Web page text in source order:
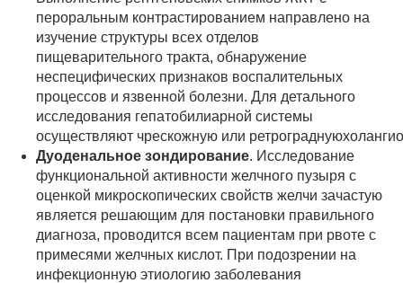
пероральным контрастированием направлено на
изучение структуры всех отделов
пищеварительного тракта, обнаружение
неспецифических признаков воспалительных
процессов и язвенной болезни. Для детального
исследования гепатобилиарной системы
осуществляют чрескожную или
Дуоденальное зондирование. Исследование
функциональной активности желчного пузыря с
оценкой микроскопических свойств желчи зачастую
является решающим для постановки правильного
диагноза, проводится всем пациентам при рвоте с
примесями желчных кислот. При подозрении на
инфекционную этиологию заболевания